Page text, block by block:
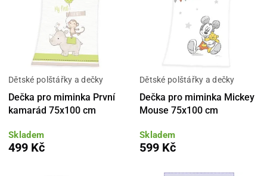
Dětské polštářky a dečky
Dečka pro miminka První
kamarád 75x100 cm
Skladem
499 Kč
Dětské polštářky a dečky
Dečka pro miminka Mickey
Mouse 75x100 cm
Skladem
599 Kč